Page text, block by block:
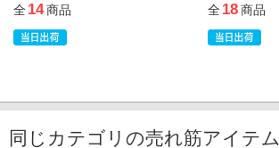
全14商品
全18商品
同じカテゴリの売れ筋アイテム